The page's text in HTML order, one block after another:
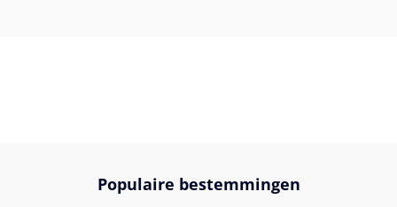
Populaire bestemmingen